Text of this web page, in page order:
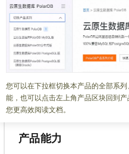
您可以在下拉框切换本产品的全部系
能，也可以点击左上角产品区块回到
您更高效阅读文档。
万相数字人云
更新时间： 2026-04-21 03:52:59
CreateChatSession - 创建
SDK 通过阿里云 RTC 提供
产品能力
大模型
文本生成
Qwen3.8-Max HOT
智能体时代全能旗舰模型
能看、能想、能动手的多模态智能体模
大模型服务与应用平台
千问大模型
多元化、高性能、安全可靠的大模型
无影云电脑
随时随地安全接入的云上超级电脑
云解析DNS
云原生大数据计算服务 MaxCompute
企业级Agent产品，直接交付可用成果
Agency Agents：拥有专属领域专家
HappyHorse 打造一站式影视创作平
快速拥有专属 OpenClaw
云服务器38元/年起，超值低价云产品抢
官方推荐返现计划
推荐新用户得奖励，单订单最高返9万
云工开物
高校专属算力普惠，学生认证享300元
免费试用
解决方案免费试用 新老同享
云上成本管理
管理和优化成本
多端小程序
Salesforce 国际版订阅
友盟天域
观测云
Tuya 物联网平台阿里云版
电子合同
咨询伙伴
销售伙伴合作计划
Salesforce On Alibaba Cloud
Consulting Partner 合作计划
售后服务
自助服务
工单服务
短信专区
技术领先
稳定可靠
安全合规
分析师报告
研究报告与白皮书
天池大赛